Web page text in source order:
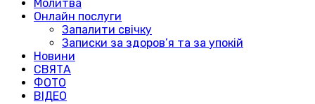
Молитва
Онлайн послуги
Запалити свічку
Записки за здоров’я та за упокій
Новини
СВЯТА
ФОТО
ВІДЕО